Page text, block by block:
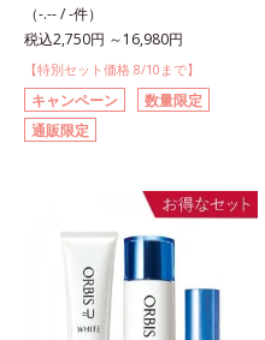
（-.-- / -件）
税込2,750円 ～16,980円
【特別セット価格 8/10まで】
キャンペーン
数量限定
通販限定